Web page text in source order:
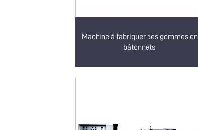
Machine à fabriquer des gommes en
bâtonnets